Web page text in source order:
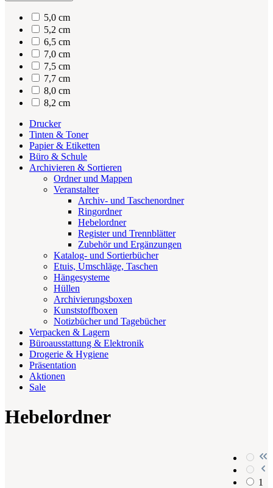
5,0 cm
5,2 cm
6,5 cm
7,0 cm
7,5 cm
7,7 cm
8,0 cm
8,2 cm
Drucker
Tinten & Toner
Papier & Etiketten
Büro & Schule
Archivieren & Sortieren
Ordner und Mappen
Veranstalter
Archiv- und Taschenordner
Ringordner
Hebelordner
Register und Trennblätter
Zubehör und Ergänzungen
Katalog- und Sortierbücher
Etuis, Umschläge, Taschen
Hängesysteme
Hüllen
Archivierungsboxen
Kunststoffboxen
Notizbücher und Tagebücher
Verpacken & Lagern
Büroausstattung & Elektronik
Drogerie & Hygiene
Präsentation
Aktionen
Sale
Hebelordner
1